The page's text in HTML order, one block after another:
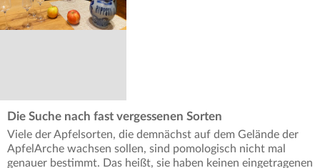
Die Suche nach fast vergessenen Sorten
Viele der Apfelsorten, die demnächst auf dem Gelände der
ApfelArche wachsen sollen, sind pomologisch nicht mal
genauer bestimmt. Das heißt, sie haben keinen eingetragenen